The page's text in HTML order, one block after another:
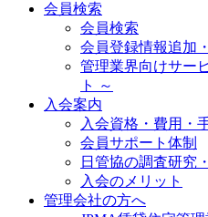
会員検索
会員検索
会員登録情報追加
管理業界向けサー
ト ～
入会案内
入会資格・費用・
会員サポート体制
日管協の調査研究
入会のメリット
管理会社の方へ